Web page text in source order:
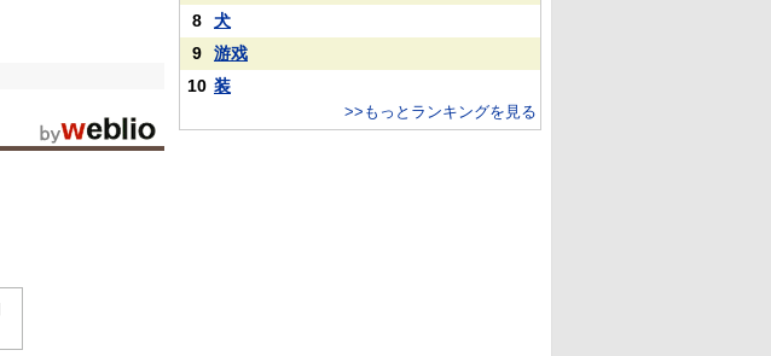
8
犬
9
游戏
10 装
>>もっとランキングを見る